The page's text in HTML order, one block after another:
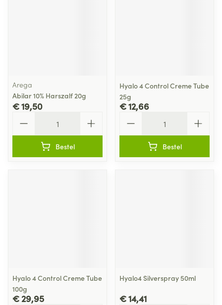
Arega
Abilar 10% Harszalf 20g
€ 19,50
Bestel
Hyalo 4 Control Creme Tube
25g
€ 12,66
Bestel
Hyalo 4 Control Creme Tube
100g
€ 29,95
Hyalo4 Silverspray 50ml
€ 14,41